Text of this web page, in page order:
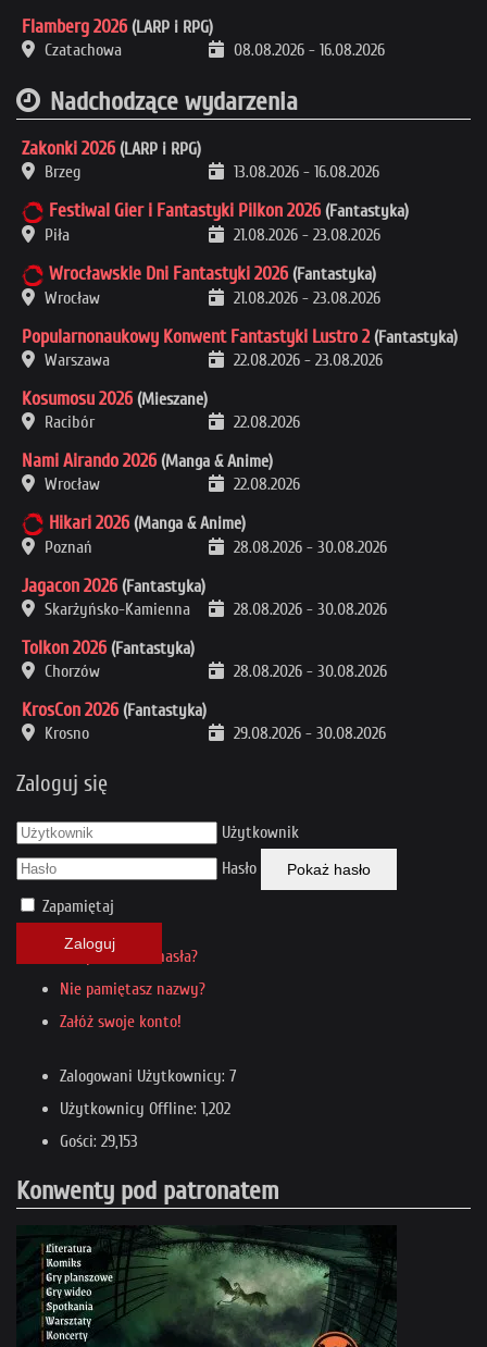
Flamberg 2026 (LARP i RPG)
Czatachowa
08.08.2026 - 16.08.2026
Nadchodzące wydarzenia
Zakonki 2026 (LARP i RPG)
Brzeg
13.08.2026 - 16.08.2026
Festiwal Gier i Fantastyki Pilkon 2026 (Fantastyka)
Piła
21.08.2026 - 23.08.2026
Wrocławskie Dni Fantastyki 2026 (Fantastyka)
Wrocław
21.08.2026 - 23.08.2026
Popularnonaukowy Konwent Fantastyki Lustro 2 (Fantastyka)
Warszawa
22.08.2026 - 23.08.2026
Kosumosu 2026 (Mieszane)
Racibór
22.08.2026
Nami Airando 2026 (Manga & Anime)
Wrocław
22.08.2026
Hikari 2026 (Manga & Anime)
Poznań
28.08.2026 - 30.08.2026
Jagacon 2026 (Fantastyka)
Skarżyńsko-Kamienna
28.08.2026 - 30.08.2026
Tolkon 2026 (Fantastyka)
Chorzów
28.08.2026 - 30.08.2026
KrosCon 2026 (Fantastyka)
Krosno
29.08.2026 - 30.08.2026
Zaloguj się
Użytkownik
Hasło
Pokaż hasło
Zapamiętaj
Zaloguj
Nie pamiętasz hasła?
Nie pamiętasz nazwy?
Załóż swoje konto!
Zalogowani Użytkownicy: 7
Użytkownicy Offline: 1,202
Gości: 29,153
Konwenty pod patronatem